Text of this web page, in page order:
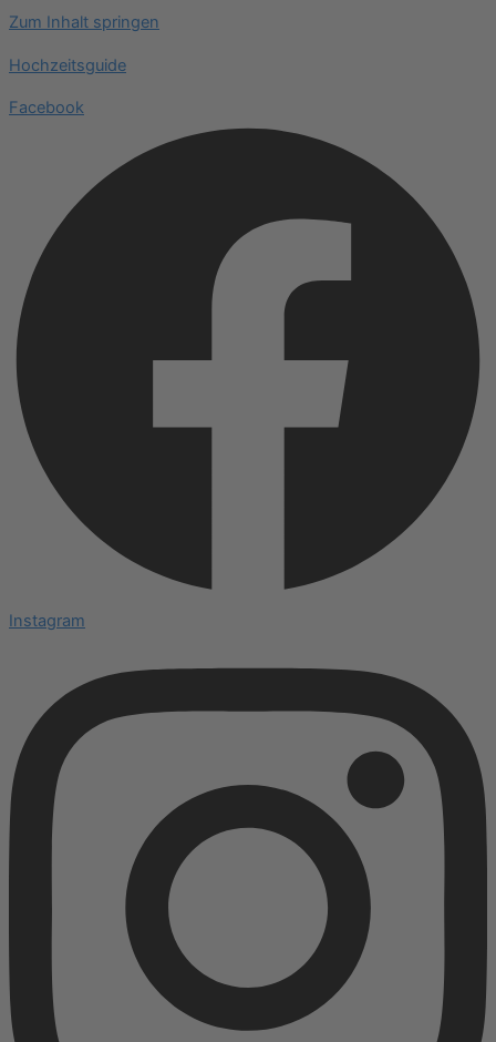
Zum Inhalt springen
Hochzeitsguide
Facebook
Instagram